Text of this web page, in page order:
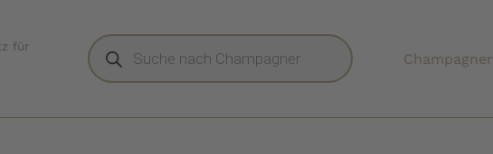
für
Products
search
Champagner